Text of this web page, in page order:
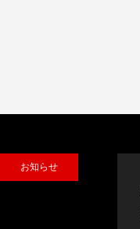
お知らせ